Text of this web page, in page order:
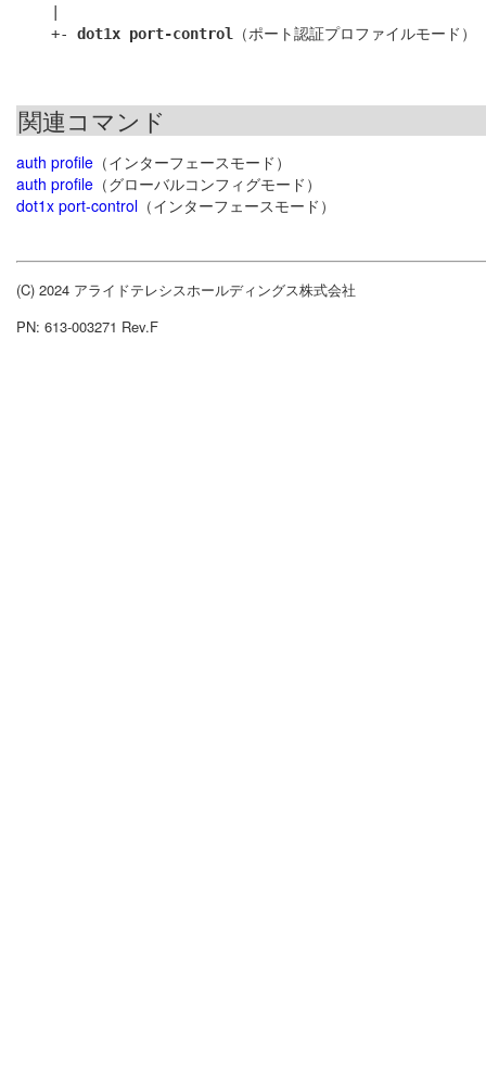
    +-
dot1x port-control
関連コマンド
auth profile （インターフェースモード）
auth profile （グローバルコンフィグモード）
dot1x port-control （インターフェースモード）
(C) 2024 アライドテレシスホールディングス株式会社
PN: 613-003271 Rev.F